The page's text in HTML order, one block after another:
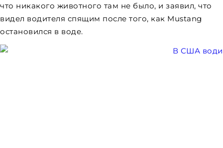
что никакого животного там не было, и заявил, что
видел водителя спящим после того, как Mustang
остановился в воде.